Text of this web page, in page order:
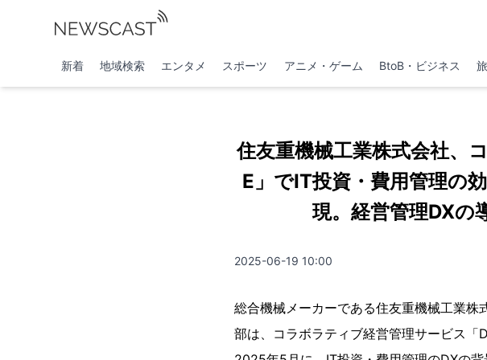
新着 地域検索 エンタメ スポーツ アニメ・ゲーム BtoB・ビジネス
住友重機械工業株式会社、
E」でIT投資・費用管理の
現。経営管理DXの
2025-06-19 10:00
総合機械メーカーである住友重機械工業
部は、コラボラティブ経営管理サービス「